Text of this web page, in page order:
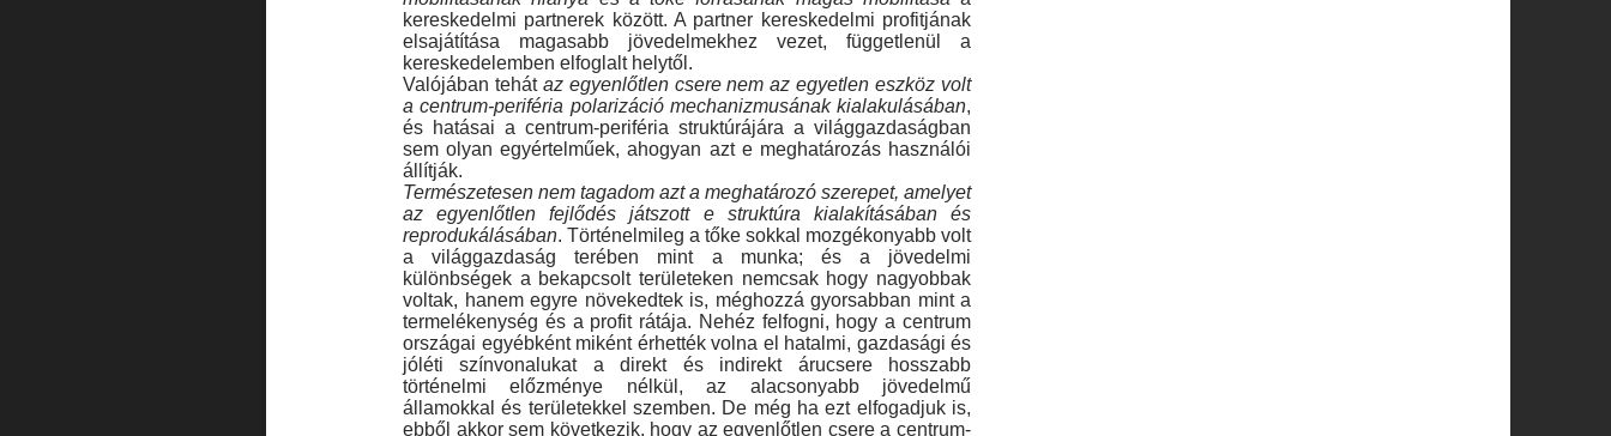
kereskedelmi partnerek között. A partner kereskedelmi profitjának
elsajátítása magasabb jövedelmekhez vezet, függet­lenül a
kereskedelemben elfoglalt helytől.
Valójában tehát az egyenlőtlen csere nem az egyetlen esz­köz volt
a centrum-periféria polarizáció mechanizmusának kiala­kulásában,
és hatásai a centrum-periféria struktúrájára a világ­gazdaságban
sem olyan egyértelműek, ahogyan azt e meghatá­rozás használói
állítják.
Természetesen nem tagadom azt a meghatározó szerepet, amelyet
az egyenlőtlen fejlődés játszott e struktúra kialakításá­ban és
reprodukálásában. Történelmileg a tőke sokkal mozgé­konyabb volt
a világgazdaság terében mint a munka; és a jöve­delmi
különbségek a bekapcsolt területeken nemcsak hogy na­gyobbak
voltak, hanem egyre növekedtek is, méghozzá gyor­sabban mint a
termelékenység és a profit rátája. Nehéz felfogni, hogy a centrum
országai egyébként miként érhették volna el ha­talmi, gazdasági és
jóléti színvonalukat a direkt és indirekt áru­csere hosszabb
történelmi előzménye nélkül, az alacsonyabb jö­vedelmű
államokkal és területekkel szemben. De még ha ezt el­fogadjuk is,
ebből akkor sem következik, hogy az egyenlőtlen csere a centrum-